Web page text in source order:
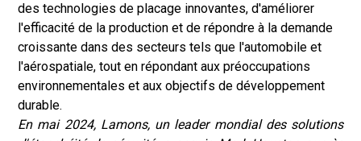
des technologies de placage innovantes, d'améliorer
l'efficacité de la production et de répondre à la demande
croissante dans des secteurs tels que l'automobile et
l'aérospatiale, tout en répondant aux préoccupations
environnementales et aux objectifs de développement
durable.
En mai 2024, Lamons, un leader mondial des solutions